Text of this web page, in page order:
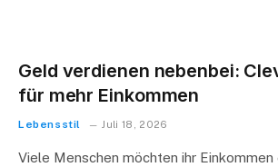
Geld verdienen nebenbei:
für mehr Einkommen
Lebensstil Juli 18, 2026
Viele Menschen möchten ihr Einkommen